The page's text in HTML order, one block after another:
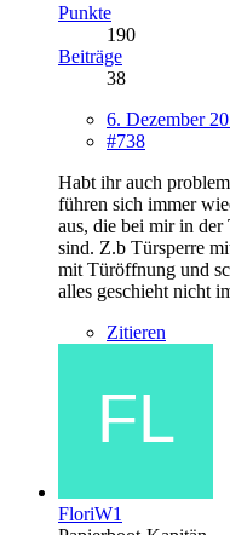
Punkte
190
Beiträge
38
6. Dezember
#738
Habt ihr auch
führen sich immer
aus, die bei mir in der
sind. Z.b Türsperre
mit Türöffnung und
alles geschieht nicht
Zitieren
FloriW1